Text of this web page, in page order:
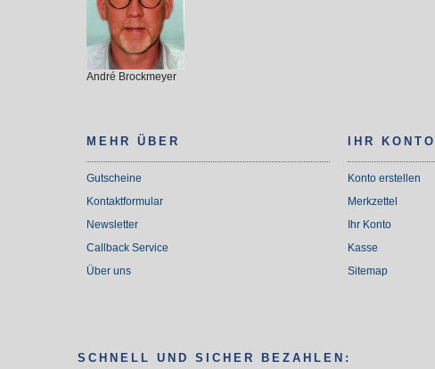
André Brockmeyer
MEHR ÜBER
Gutscheine
Kontaktformular
Newsletter
Callback Service
Über uns
IHR KONTO
Konto erstellen
Merkzettel
Ihr Konto
Kasse
Sitemap
SCHNELL UND SICHER BEZAHLEN: